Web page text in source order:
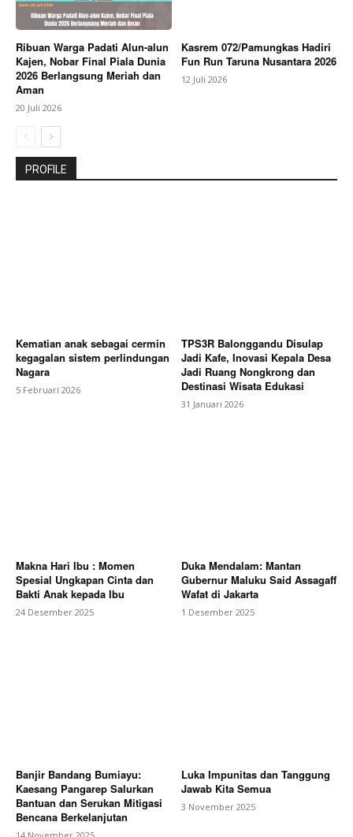
Ribuan Warga Padati Alun-alun
Kajen, Nobar Final Piala Dunia
2026 Berlangsung Meriah dan
Aman
20 Juli 2026
Kasrem 072/Pamungkas Hadiri
Fun Run Taruna Nusantara 2026
12 Juli 2026
PROFILE
Kematian anak sebagai cermin
kegagalan sistem perlindungan
Nagara
5 Februari 2026
TPS3R Balonggandu Disulap
Jadi Kafe, Inovasi Kepala Desa
Jadi Ruang Nongkrong dan
Destinasi Wisata Edukasi
31 Januari 2026
Makna Hari Ibu : Momen
Spesial Ungkapan Cinta dan
Bakti Anak kepada Ibu
24 Desember 2025
Duka Mendalam: Mantan
Gubernur Maluku Said Assagaff
Wafat di Jakarta
1 Desember 2025
Banjir Bandang Bumiayu:
Kaesang Pangarep Salurkan
Bantuan dan Serukan Mitigasi
Bencana Berkelanjutan
Luka Impunitas dan Tanggung
Jawab Kita Semua
3 November 2025